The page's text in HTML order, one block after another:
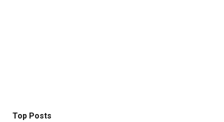
Top Posts